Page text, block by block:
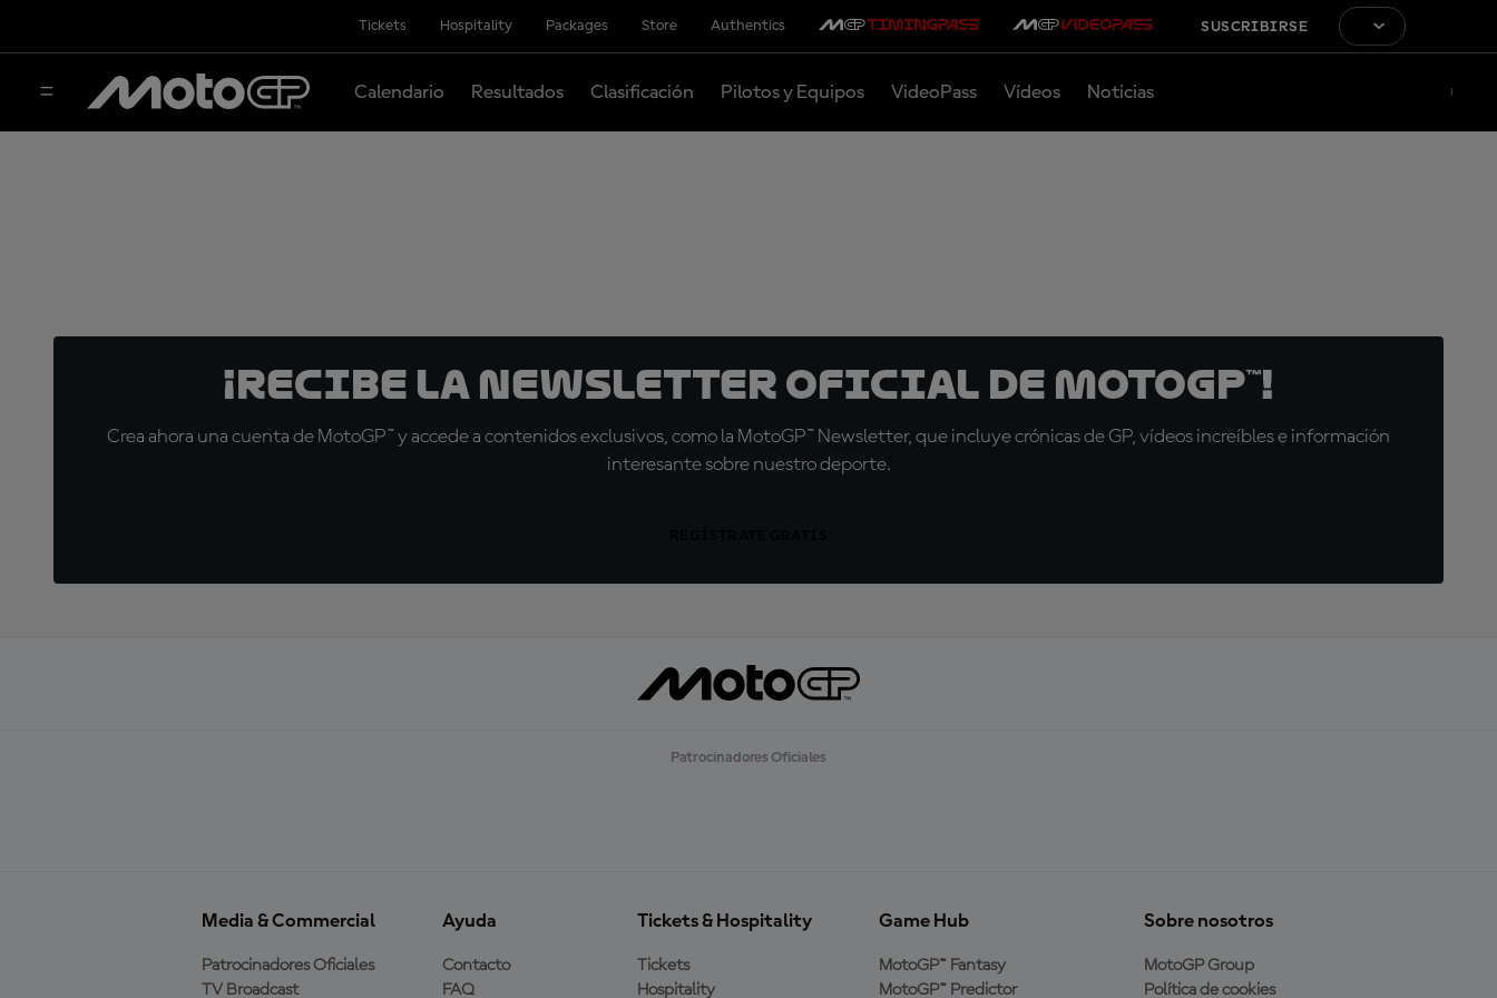
Tickets Hospitality Packages Store Authentics SUSCRIBIRSE
Calendario Resultados Clasificación Pilotos y Equipos VideoPass Vídeos Noticias
¡Recibe la Newsletter oficial de MotoGP™!
Crea ahora una cuenta de MotoGP™ y accede a contenidos exclusivos, como la MotoGP™ Newsletter, que incluye crónicas de GP, vídeos increíbles e información
interesante sobre nuestro deporte.
Patrocinadores Oficiales
Media & Commercial
Patrocinadores Oficiales
TV Broadcast
Ayuda
Contacto
FAQ
Tickets & Hospitality
Tickets
Hospitality
Game Hub
MotoGP™ Fantasy
MotoGP™ Predictor
Sobre nosotros
MotoGP Group
Política de cookies